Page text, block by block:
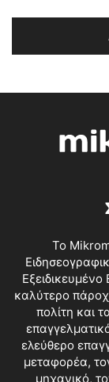
Το
καλύτερο
πολίτη και
ελεύθερο
μεταφορέα,
μηχανικό,